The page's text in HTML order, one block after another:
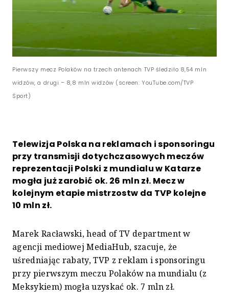
Pierwszy mecz Polaków na trzech antenach TVP śledziło 8,54 mln
widzów, a drugi – 8,8 mln widzów (screen: YouTube.com/TVP
Sport)
Telewizja Polska na reklamach i sponsoringu
przy transmisji dotychczasowych meczów
reprezentacji Polski z mundialu w Katarze
mogła już zarobić ok. 26 mln zł. Mecz w
kolejnym etapie mistrzostw da TVP kolejne
10 mln zł.
Marek Racławski, head of TV department w
agencji mediowej MediaHub, szacuje, że
uśredniając rabaty, TVP z reklam i sponsoringu
przy pierwszym meczu Polaków na mundialu (z
Meksykiem) mogła uzyskać ok. 7 mln zł.